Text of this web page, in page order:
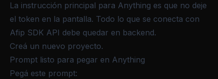
La instrucción principal para Anything es que no deje
el token en la pantalla. Todo lo que se conecta con
Afip SDK API debe quedar en backend.
Creá un nuevo proyecto.
Prompt listo para pegar en Anything
Pegá este prompt: